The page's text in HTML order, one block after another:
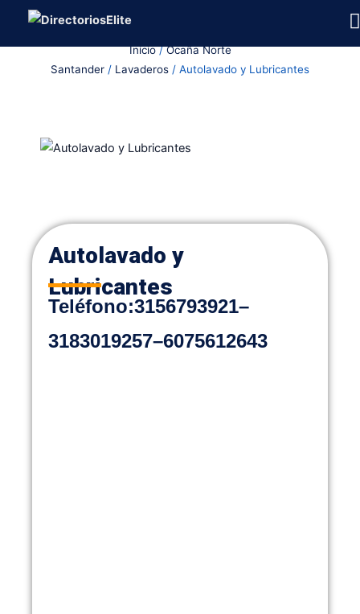
Inicio/Ocaña Norte
Santander / Lavaderos / Autolavado y Lubricantes
Autolavado y
Lubricantes
Teléfono:3156793921–
3183019257–6075612643